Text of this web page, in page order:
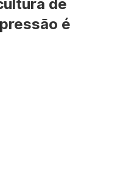
de
é